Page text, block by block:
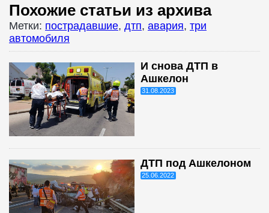
Похожие статьи из архива
Метки: пострадавшие, дтп, авария, три
автомобиля
И снова ДТП в
Ашкелон
31.08.2023
ДТП под Ашкелоном
25.06.2022